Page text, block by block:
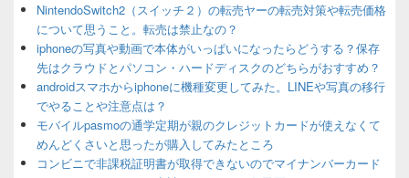
NintendoSwitch2（スイッチ２）の転売ヤーの転売対策や転売価格
について思うこと。転売は禁止なの？
iphoneの写真や動画で本体がいっぱいになったらどうする？保存
先はクラウドとパソコン・ハードディスクのどちらがおすすめ？
androidスマホからiphoneに機種変更してみた。LINEや写真の移行
でやることや注意点は？
モバイルpasmoの通学定期が親のクレジットカードが使えなくて
めんどくさいと思ったが購入してみたところ
コンビニで非課税証明書が取得できないのでマイナンバーカード